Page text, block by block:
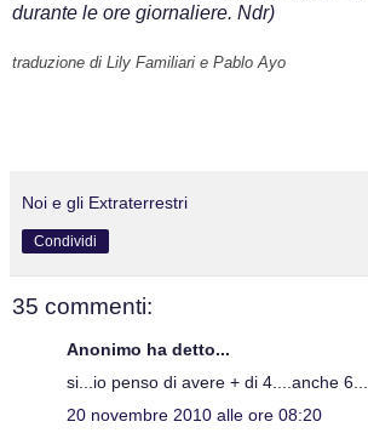
durante le ore giornaliere. Ndr)
traduzione di Lily Familiari e Pablo Ayo
Noi e gli Extraterrestri
Condividi
35 commenti:
Anonimo ha detto...
si...io penso di avere + di 4....anche 6...
20 novembre 2010 alle ore 08:20